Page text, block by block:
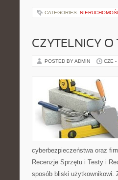
CATEGORIES:
CZYTELNICY O
POSTED BY ADMIN CZE -
cyberbezpieczeństwa oraz
Recenzje Sprzętu i Testy i
sposób bliski